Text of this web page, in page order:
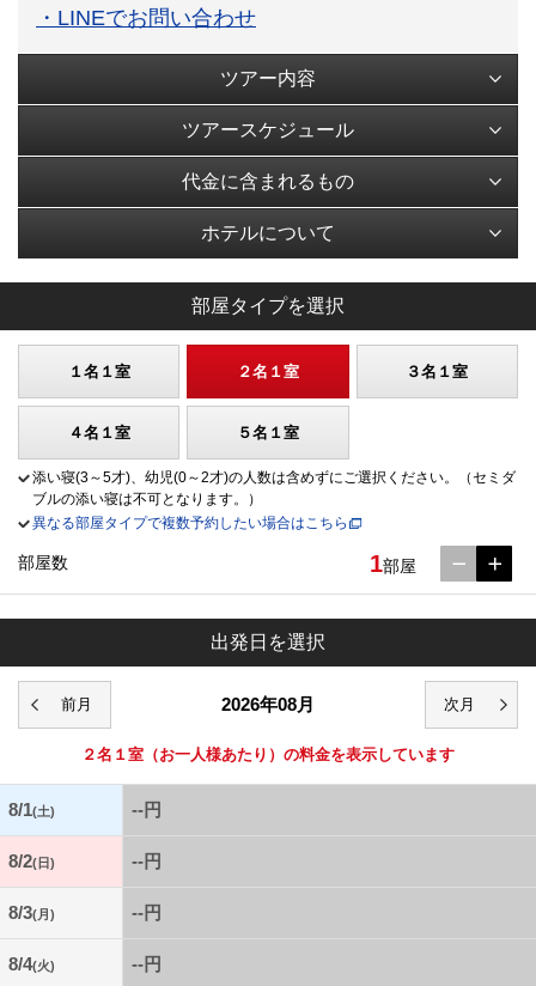
・LINEでお問い合わせ
ツアー内容
ツアースケジュール
代金に含まれるもの
ホテルについて
部屋タイプを選択
１名１室 ２名１室 ３名１室
４名１室 ５名１室
添い寝(3～5才)、幼児(0～2才)の人数は含めずにご選択ください。（セミダ
ブルの添い寝は不可となります。）
異なる部屋タイプで複数予約したい場合はこちら
部屋数 1部屋
出発日を選択
2026年08月
２名１室 （お一人様あたり）の料金を表示しています
8/1(土) --円
8/2(日) --円
8/3(月) --円
8/4(火) --円